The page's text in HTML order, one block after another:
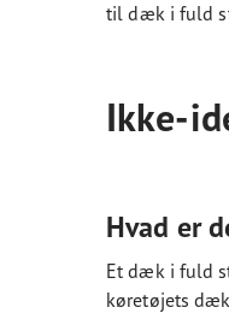
til dæk i fuld
Ikke-
Hvad er
Et dæk i fuld
køretøjets